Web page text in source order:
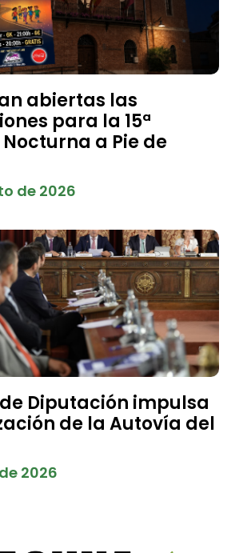
abiertas las
para la 15ª
a Pie de
de 2026
de Diputación impulsa
de la Autovía del
2026